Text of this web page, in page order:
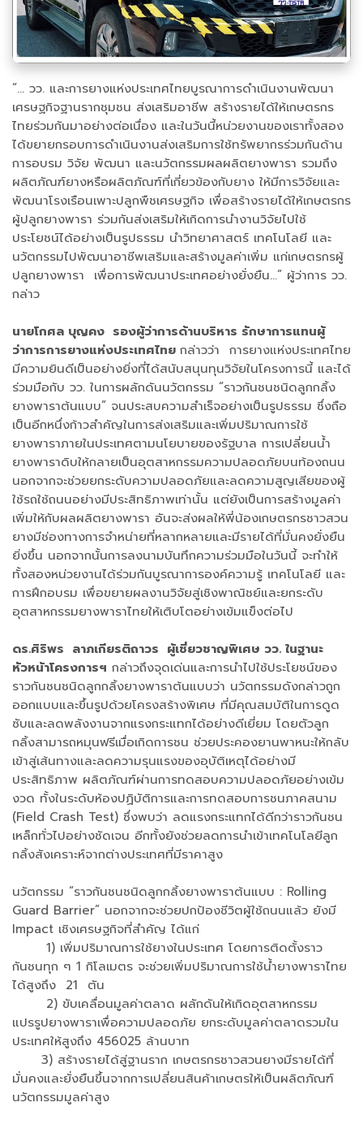
“... วว. และการยางแห่งประเทศไทยบูรณาการดำเนินงานพัฒนา
เศรษฐกิจฐานรากชุมชน ส่งเสริมอาชีพ สร้างรายได้ให้เกษตรกร
ไทยร่วมกันมาอย่างต่อเนื่อง และในวันนี้หน่วยงานของเราทั้งสอง
ได้ขยายกรอบการดำเนินงานส่งเสริมการใช้ทรัพยากรร่วมกันด้าน
การอบรม วิจัย พัฒนา และนวัตกรรมผลผลิตยางพารา รวมถึง
ผลิตภัณฑ์ยางหรือผลิตภัณฑ์ที่เกี่ยวข้องกับยาง ให้มีการวิจัยและ
พัฒนาโรงเรือนเพาะปลูกพืชเศรษฐกิจ เพื่อสร้างรายได้ให้เกษตรกร
ผู้ปลูกยางพารา ร่วมกันส่งเสริมให้เกิดการนำงานวิจัยไปใช้
ประโยชน์ได้อย่างเป็นรูปธรรม นำวิทยาศาสตร์ เทคโนโลยี และ
นวัตกรรมไปพัฒนาอาชีพเสริมและสร้างมูลค่าเพิ่ม แก่เกษตรกรผู้
ปลูกยางพารา เพื่อการพัฒนาประเทศอย่างยั่งยืน...” ผู้ว่าการ วว.
กล่าว
นายโกศล บุญคง รองผู้ว่าการด้านบริหาร รักษาการแทนผู้
ว่าการการยางแห่งประเทศไทย กล่าวว่า การยางแห่งประเทศไทย
มีความยินดีเป็นอย่างยิ่งที่ได้สนับสนุนทุนวิจัยในโครงการนี้ และได้
ร่วมมือกับ วว. ในการผลักดันนวัตกรรม “ราวกันชนชนิดลูกกลิ้ง
ยางพาราต้นแบบ” จนประสบความสำเร็จอย่างเป็นรูปธรรม ซึ่งถือ
เป็นอีกหนึ่งก้าวสำคัญในการส่งเสริมและเพิ่มปริมาณการใช้
ยางพาราภายในประเทศตามนโยบายของรัฐบาล การเปลี่ยนน้ำ
ยางพาราดิบให้กลายเป็นอุตสาหกรรมความปลอดภัยบนท้องถนน
นอกจากจะช่วยยกระดับความปลอดภัยและลดความสูญเสียของผู้
ใช้รถใช้ถนนอย่างมีประสิทธิภาพเท่านั้น แต่ยังเป็นการสร้างมูลค่า
เพิ่มให้กับผลผลิตยางพารา อันจะส่งผลให้พี่น้องเกษตรกรชาวสวน
ยางมีช่องทางการจำหน่ายที่หลากหลายและมีรายได้ที่มั่นคงยั่งยืน
ยิ่งขึ้น นอกจากนั้นการลงนามบันทึกความร่วมมือในวันนี้ จะทำให้
ทั้งสองหน่วยงานได้ร่วมกันบูรณาการองค์ความรู้ เทคโนโลยี และ
การฝึกอบรม เพื่อขยายผลงานวิจัยสู่เชิงพาณิชย์และยกระดับ
อุตสาหกรรมยางพาราไทยให้เติบโตอย่างเข้มแข็งต่อไป
ดร.ศิริพร ลาภเกียรติถาวร ผู้เชี่ยวชาญพิเศษ วว. ในฐานะ
หัวหน้าโครงการฯ กล่าวถึงจุดเด่นและการนำไปใช้ประโยชน์ของ
ราวกันชนชนิดลูกกลิ้งยางพาราต้นแบบว่า นวัตกรรมดังกล่าวถูก
ออกแบบและขึ้นรูปด้วยโครงสร้างพิเศษ ที่มีคุณสมบัติในการดูด
ซับและลดพลังงานจากแรงกระแทกได้อย่างดีเยี่ยม โดยตัวลูก
กลิ้งสามารถหมุนฟรีเมื่อเกิดการชน ช่วยประคองยานพาหนะให้กลับ
เข้าสู่เส้นทางและลดความรุนแรงของอุบัติเหตุได้อย่างมี
ประสิทธิภาพ ผลิตภัณฑ์ผ่านการทดสอบความปลอดภัยอย่างเข้ม
งวด ทั้งในระดับห้องปฏิบัติการและการทดสอบการชนภาคสนาม
(Field Crash Test) ซึ่งพบว่า ลดแรงกระแทกได้ดีกว่าราวกันชน
เหล็กทั่วไปอย่างชัดเจน อีกทั้งยังช่วยลดการนำเข้าเทคโนโลยีลูก
กลิ้งสังเคราะห์จากต่างประเทศที่มีราคาสูง
นวัตกรรม “ราวกันชนชนิดลูกกลิ้งยางพาราต้นแบบ : Rolling
Guard Barrier” นอกจากจะช่วยปกป้องชีวิตผู้ใช้ถนนแล้ว ยังมี
Impact เชิงเศรษฐกิจที่สำคัญ ได้แก่
1) เพิ่มปริมาณการใช้ยางในประเทศ โดยการติดตั้งราว
กันชนทุก ๆ 1 กิโลเมตร จะช่วยเพิ่มปริมาณการใช้น้ำยางพาราไทย
ได้สูงถึง 21 ตัน
2) ขับเคลื่อนมูลค่าตลาด ผลักดันให้เกิดอุตสาหกรรม
แปรรูปยางพาราเพื่อความปลอดภัย ยกระดับมูลค่าตลาดรวมใน
ประเทศให้สูงถึง 456025 ล้านบาท
3) สร้างรายได้สู่ฐานราก เกษตรกรชาวสวนยางมีรายได้ที่
มั่นคงและยั่งยืนขึ้นจากการเปลี่ยนสินค้าเกษตรให้เป็นผลิตภัณฑ์
นวัตกรรมมูลค่าสูง